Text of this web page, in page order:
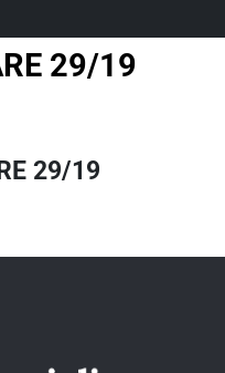
29/19
29/19